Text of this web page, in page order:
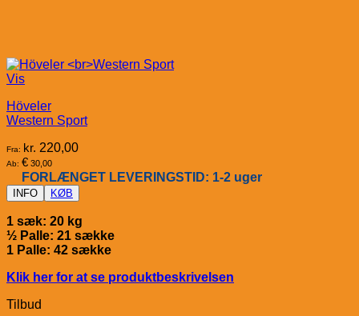
Vis
Höveler
Western Sport
Fra: kr. 220,00
Ab: € 30,00
FORLÆNGET LEVERINGSTID: 1-2 uger
INFO KØB
1 sæk: 20 kg
½ Palle: 21 sække
1 Palle: 42 sække
Klik her for at se produktbeskrivelsen
Tilbud